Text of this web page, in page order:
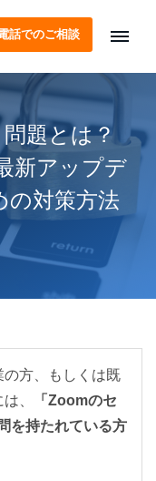
話でのご相談
題とは？
新アップデ
の対策方法
方、もしくは既
、
「Zoomのセ
を持たれている方